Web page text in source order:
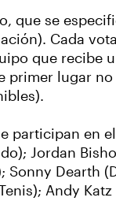
que se
Cada
que recibe
primer lugar
participan en
Jordan
Sonny Dearth
Andy